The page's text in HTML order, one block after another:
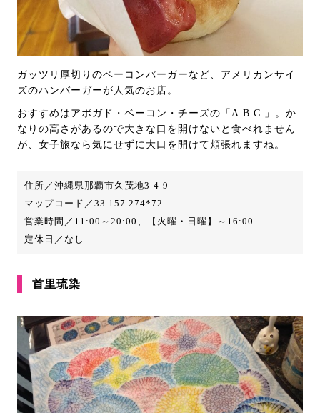
ガッツリ厚切りのベーコンバーガーなど、アメリカンサイ
ズのハンバーガーが人気のお店。
おすすめはアボガド・ベーコン・チーズの「A.B.C.」。か
なりの高さがあるので大きな口を開けないと食べれません
が、女子旅なら気にせずに大口を開けて頬張れますね。
住所／沖縄県那覇市久茂地3-4-9
マップコード／33 157 274*72
営業時間／11:00～20:00、【火曜・日曜】～16:00
定休日／なし
首里琉染